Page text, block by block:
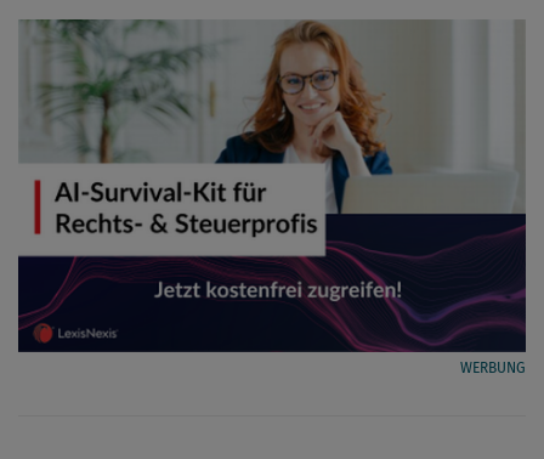
WERBUNG